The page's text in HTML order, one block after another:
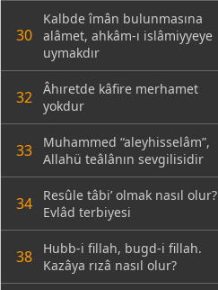
30
Kalbde îmân bulunmasına
alâmet, ahkâm-ı islâmiyyeye
uymakdır
32
Âhıretde kâfire merhamet
yokdur
33
Muhammed “aleyhisselâm”,
Allahü teâlânın sevgilisidir
34
Resûle tâbi’ olmak nasıl olur?
Evlâd terbiyesi
38
Hubb-i fillah, bugd-i fillah.
Kazâya rızâ nasıl olur?